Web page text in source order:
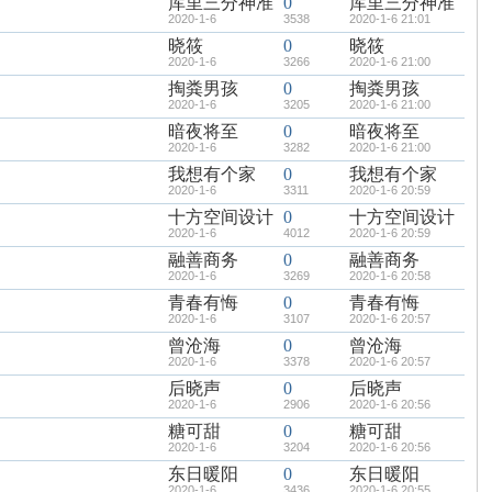
2020-1-6 3538 2020-1-6 21:01
晓筱
2020-1-6
0
3266
晓筱
2020-1-6 21:00
掏粪男孩
2020-1-6
0
3205
掏粪男孩
2020-1-6 21:00
暗夜将至
2020-1-6
0
3282
暗夜将至
2020-1-6 21:00
我想有个家
2020-1-6
0
3311
我想有个家
2020-1-6 20:59
十方空间设计
2020-1-6
0
4012
十方空间设计
2020-1-6 20:59
融善商务
2020-1-6
0
3269
融善商务
2020-1-6 20:58
青春有悔
2020-1-6
0
3107
青春有悔
2020-1-6 20:57
曾沧海
2020-1-6
0
3378
曾沧海
2020-1-6 20:57
后晓声
2020-1-6
0
2906
后晓声
2020-1-6 20:56
糖可甜
2020-1-6
0
3204
糖可甜
2020-1-6 20:56
东日暖阳 0 东日暖阳